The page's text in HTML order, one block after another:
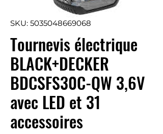
SKU: 5035048669068
Tournevis électrique
BLACK+DECKER
BDCSFS30C-QW 3,6V
avec LED et 31
accessoires